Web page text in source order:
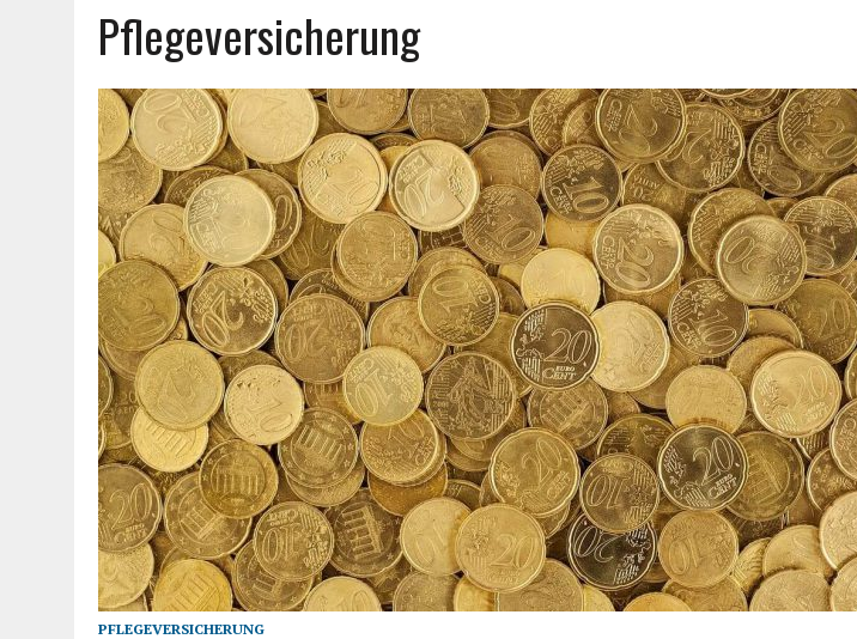
JULI 30, 2026
MITARBEITER MITNEHMEN: WIE MAN MONTEURE UND BÜRO-TEAM FÜR HEIZREPORT BEGEISTERT
Pflegeversicherung
PFLEGEVERSICHERUNG